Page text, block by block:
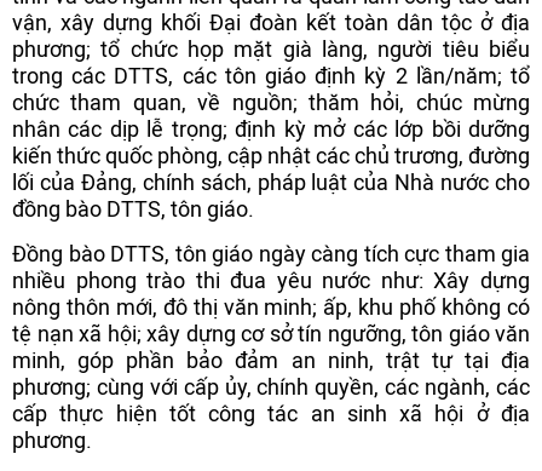
vận, xây dựng khối Đại đoàn kết toàn dân tộc ở địa
phương; tổ chức họp mặt già làng, người tiêu biểu
trong các DTTS, các tôn giáo định kỳ 2 lần/năm; tổ
chức tham quan, về nguồn; thăm hỏi, chúc mừng
nhân các dịp lễ trọng; định kỳ mở các lớp bồi dưỡng
kiến thức quốc phòng, cập nhật các chủ trương, đường
lối của Đảng, chính sách, pháp luật của Nhà nước cho
đồng bào DTTS, tôn giáo.
Đồng bào DTTS, tôn giáo ngày càng tích cực tham gia
nhiều phong trào thi đua yêu nước như: Xây dựng
nông thôn mới, đô thị văn minh; ấp, khu phố không có
tệ nạn xã hội; xây dựng cơ sở tín ngưỡng, tôn giáo văn
minh, góp phần bảo đảm an ninh, trật tự tại địa
phương; cùng với cấp ủy, chính quyền, các ngành, các
cấp thực hiện tốt công tác an sinh xã hội ở địa
phương.